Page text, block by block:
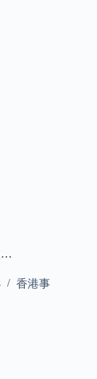
…
香港事